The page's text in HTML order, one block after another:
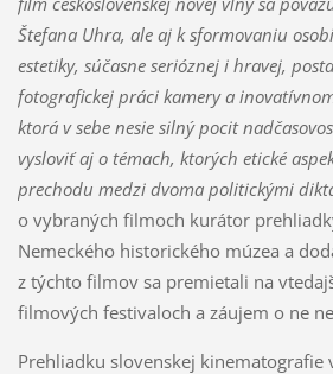
Štefana Uhra, ale aj k sformovaniu
estetiky, súčasne serióznej i hravej,
fotografickej práci kamery a
ktorá v sebe nesie silný pocit
vysloviť aj o témach, ktorých etické
prechodu medzi dvoma politickými
o vybraných filmoch kurátor
Nemeckého historického múzea a
z týchto filmov sa premietali na
filmových festivaloch a záujem o ne
Prehliadku slovenskej kinematografie